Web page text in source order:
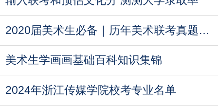
2020届美术生必备｜历年美术联考真题汇总
美术生学画画基础百科知识集锦
2024年浙江传媒学院校考专业名单